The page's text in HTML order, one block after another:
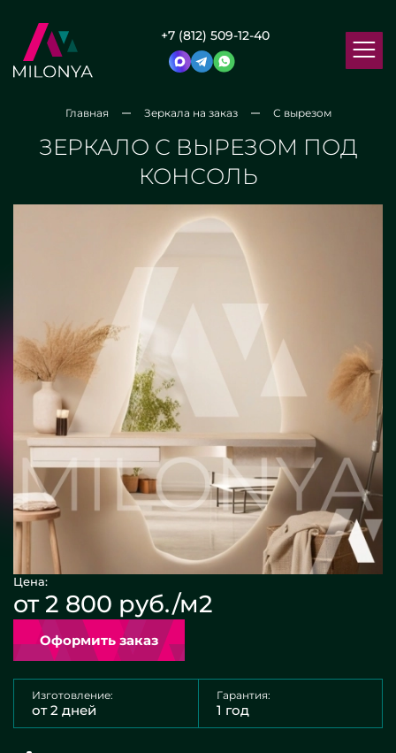
+7 (812) 509-12-40
Главная Зеркала на заказ С вырезом
ЗЕРКАЛО С ВЫРЕЗОМ ПОД
КОНСОЛЬ
Цена:
от 2 800 руб./м2
Оформить заказ
Изготовление:
от 2 дней
Гарантия:
1 год